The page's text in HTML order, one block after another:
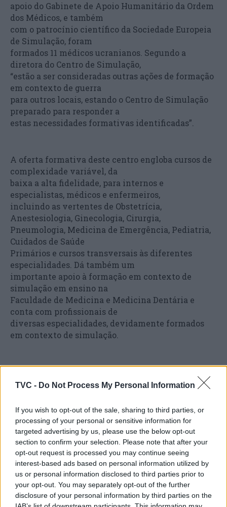
TVC - Do Not Process My Personal Information
If you wish to opt-out of the sale, sharing to third parties, or
processing of your personal or sensitive information for
targeted advertising by us, please use the below opt-out
section to confirm your selection. Please note that after your
opt-out request is processed you may continue seeing
interest-based ads based on personal information utilized by
us or personal information disclosed to third parties prior to
your opt-out. You may separately opt-out of the further
disclosure of your personal information by third parties on the
apoio do Gabinete de Apoio Humanitário da Ordem
dos Médicos, e também
com o patrocínio científico da Sociedade Europeia
de Simulação, foram
formados 11 médicos ucranianos. Segundo a
diretora do Centro de Simulação,
“estão a ser consideradas outras ações de formação
em contexto de guerra
para outros locais, estando o Centro de Simulação
preparado para responder a
estas necessidades formativas identificadas”.
A oferta formativa deste centro engloba cursos de
complexidade variável, da
baixa a alta fidelidade, para internos e
especialistas, médicos e enfermeiros,
incluindo as vertentes de Obstetrícia,
Anestesiologia, Ginecologia, Cirurgia,
Pneumologia, Medicina de Emergência, Pediatria,
Cuidados de Saúde
Primários e cursos transversais às diferentes
especialidades. Dá também um
importante apoio à formação em contexto de
simulação em ensino na
Faculdade de Medicina e Medicina Dentária e
conta com profissionais de
diversas especialidades, devidamente formados
em contexto de simulação.
formativa, destaca-se ainda a
simulação nacionais e o aval do
Colégio de Obstetrícia da Ordem dos Médicos”,
refere Fernando Jorge Costa,
um dos profissionais da equipa de Gabinete de
Comunicação, Informação e Relações Públicas
formação, acrescentando que “este grupo tem uma
vasta produção científica,
vários protocolos nacionais e a coautoria do livro
‘Emergências em